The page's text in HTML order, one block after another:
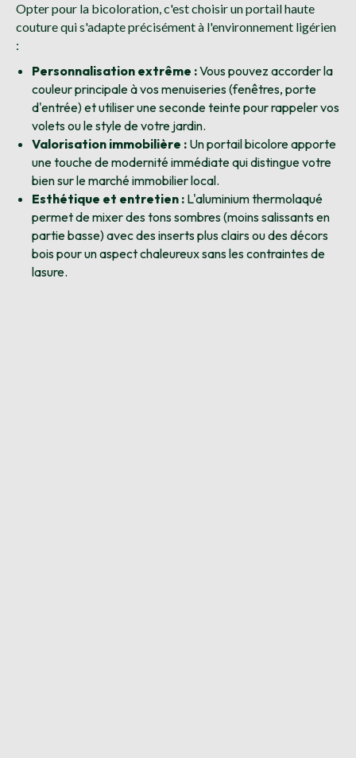
Opter pour la bicoloration, c'est choisir un portail haute
couture qui s'adapte précisément à l'environnement ligérien
:
Personnalisation extrême :Vous pouvez accorder la
couleur principale à vos menuiseries (fenêtres, porte
d'entrée) et utiliser une seconde teinte pour rappeler vos
volets ou le style de votre jardin.
Valorisation immobilière : Un portail bicolore apporte
une touche de modernité immédiate qui distingue votre
bien sur le marché immobilier local.
Esthétique et entretien : L'aluminium thermolaqué
permet de mixer des tons sombres (moins salissants en
partie basse) avec des inserts plus clairs ou des décors
bois pour un aspect chaleureux sans les contraintes de
lasure.